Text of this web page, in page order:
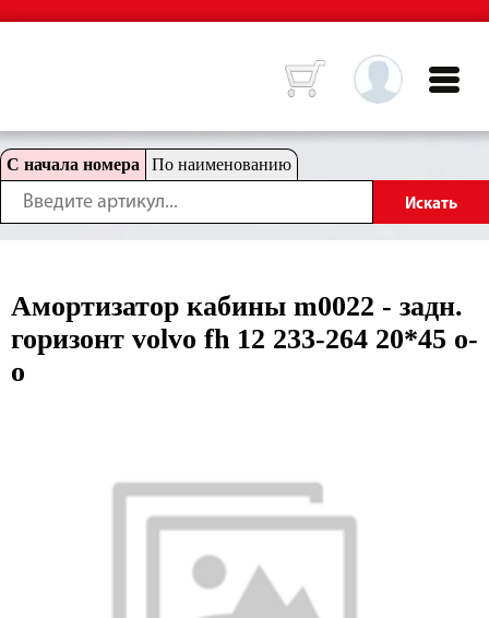
С начала номера По наименованию
Амортизатор кабины m0022 - задн.
горизонт volvo fh 12 233-264 20*45 o-
o